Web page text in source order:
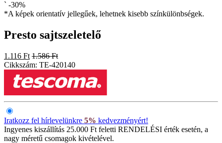
` -30%
*A képek orientatív jellegűek, lehetnek kisebb színkülönbségek.
Presto sajtszeletelő
1.116 Ft 1.586 Ft
Cikkszám: TE-420140
Iratkozz fel hírlevelünkre 5% kedvezményért!
Ingyenes kiszállítás 25.000 Ft feletti RENDELÉSI érték esetén, a
nagy méretű csomagok kivételével.